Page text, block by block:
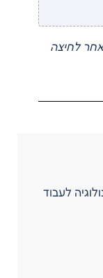
לחיצה
לעבוד